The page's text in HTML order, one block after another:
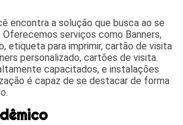
encontra a solução que busca ao se
Oferecemos serviços como Banners,
etiqueta para imprimir, cartão de visita
personalizado, cartões de visita.
capacitados, e instalações
é capaz de se destacar de forma